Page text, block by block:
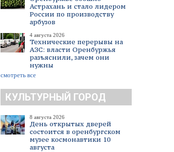
Астрахань и стало лидером
России по производству
арбузов
4 августа 2026
Технические перерывы на
АЗС: власти Оренбуржья
разъяснили, зачем они
нужны
смотреть все
КУЛЬТУРНЫЙ ГОРОД
8 августа 2026
День открытых дверей
состоится в оренбургском
музее космонавтики 10
августа